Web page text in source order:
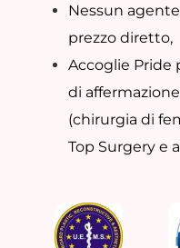
Nessun
prezzo diretto,
Accoglie Pride
di
(chirurgia di
Top Surgery e